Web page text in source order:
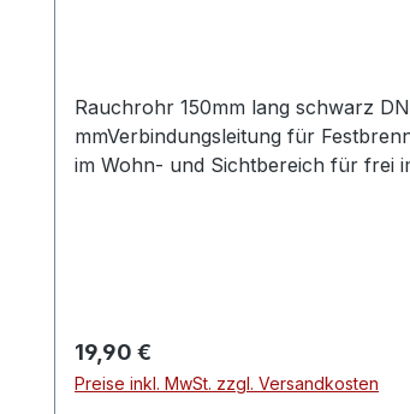
Rauchrohr 150mm lang schwarz
mmVerbindungsleitung für
im Wohn- und Sichtbereich für frei
Regulärer Preis:
19,90 €
Preise inkl. MwSt. zzgl. Versandkosten